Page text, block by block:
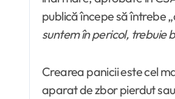
publică începe să întrebe
suntem în pericol, trebuie
Crearea panicii este cel
aparat de zbor pierdut